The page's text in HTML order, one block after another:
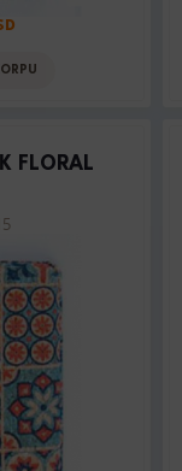
FLORAL